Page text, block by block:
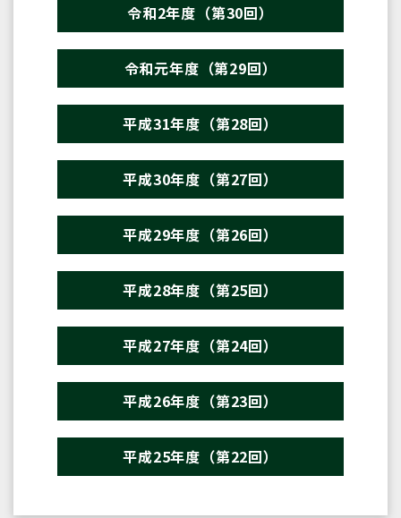
令和2年度（第30回）
令和元年度（第29回）
平成31年度（第28回）
平成30年度（第27回）
平成29年度（第26回）
平成28年度（第25回）
平成27年度（第24回）
平成26年度（第23回）
平成25年度（第22回）